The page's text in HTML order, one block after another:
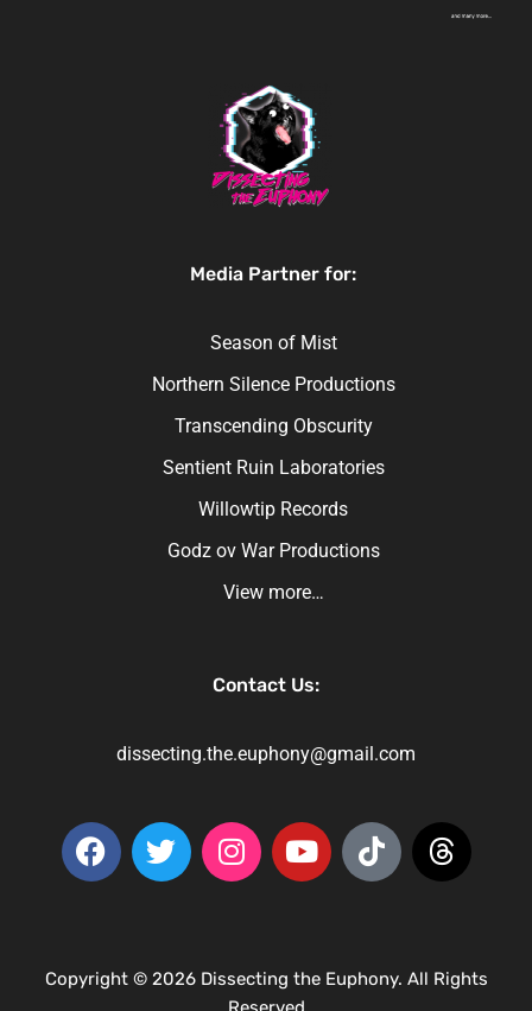
Media Partner for:
Season of Mist
Northern Silence Productions
Transcending Obscurity
Sentient Ruin Laboratories
Willowtip Records
Godz ov War Productions
View more…
Contact Us:
dissecting.the.euphony@gmail.com
Copyright © 2026 Dissecting the Euphony. All Rights